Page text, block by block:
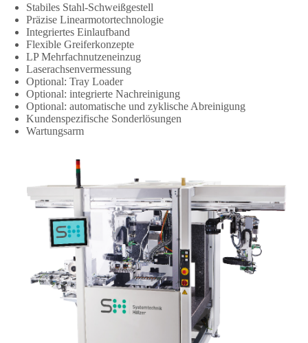
Stabiles Stahl-Schweißgestell
Präzise Linearmotortechnologie
Integriertes Einlaufband
Flexible Greiferkonzepte
LP Mehrfachnutzeneinzug
Laserachsenvermessung
Optional: Tray Loader
Optional: integrierte Nachreinigung
Optional: automatische und zyklische Abreinigung
Kundenspezifische Sonderlösungen
Wartungsarm